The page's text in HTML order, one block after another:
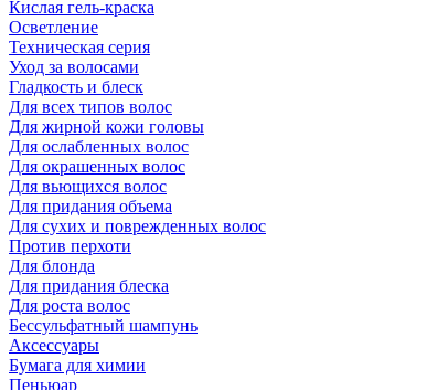
Кислая гель-краска
Осветление
Техническая серия
Уход за волосами
Гладкость и блеск
Для всех типов волос
Для жирной кожи головы
Для ослабленных волос
Для окрашенных волос
Для вьющихся волос
Для придания объема
Для сухих и поврежденных волос
Против перхоти
Для блонда
Для придания блеска
Для роста волос
Бессульфатный шампунь
Аксессуары
Бумага для химии
Пеньюар